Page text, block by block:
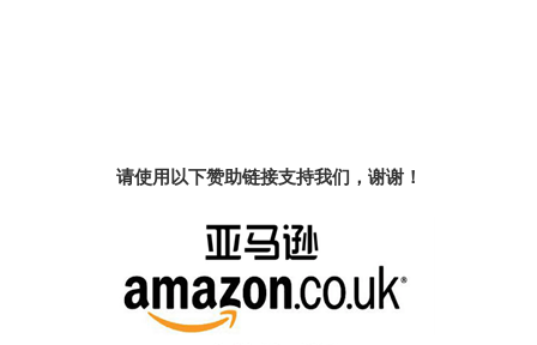
请使用以下赞助链接支持我们，谢谢！